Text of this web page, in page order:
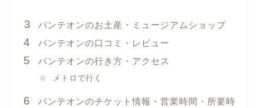
パンテオンのお土産・ミュージアムショップ
パンテオンの口コミ・レビュー
パンテオンの行き方・アクセス
メトロで行く
パンテオンのチケット情報・営業時間・所要時